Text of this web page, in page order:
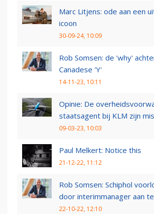
Marc Litjens: ode aan een
icoon
30-09-24, 10:09
Rob Somsen: de 'why'
Canadese 'Y'
14-11-23, 10:11
Opinie: De
staatsagent bij KLM zijn
09-03-23, 10:03
Paul Melkert: Notice this
21-12-22, 11:12
Rob Somsen: Schiphol
door interimmanager aan
22-10-22, 12:10